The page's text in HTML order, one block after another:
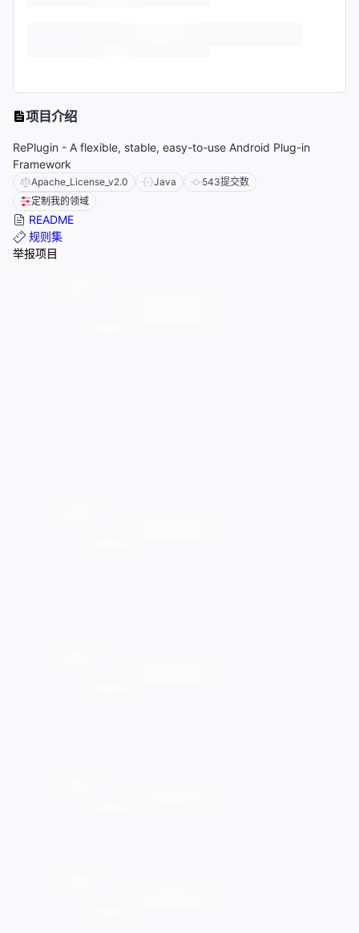
项目介绍
RePlugin - A flexible, stable, easy-to-use Android Plug-in
Framework
Apache_License_v2.0 Java 543提交数
定制我的领域
README
规则集
举报项目